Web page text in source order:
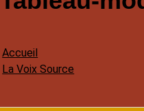
Accueil
La Voix Source